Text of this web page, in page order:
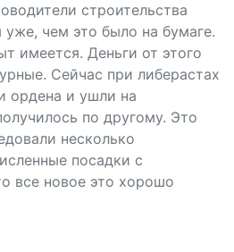
строительства
чем это было на бумаге.
имеется. Деньги от этого
Сейчас при либерастах
ордена и ушли на
по другому. Это
несколько
посадки с
все новое это хорошо